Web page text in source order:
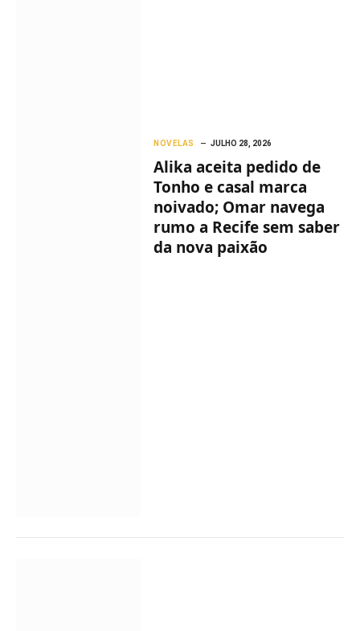
NOVELAS JULHO 28, 2026
Alika aceita pedido de
Tonho e casal marca
noivado; Omar navega
rumo a Recife sem saber
da nova paixão